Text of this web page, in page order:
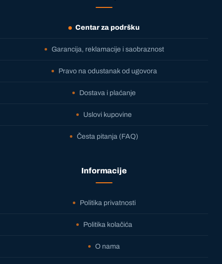
Centar za podršku
Garancija, reklamacije i saobraznost
Pravo na odustanak od ugovora
Dostava i plaćanje
Uslovi kupovine
Česta pitanja (FAQ)
Informacije
Politika privatnosti
Politika kolačića
O nama